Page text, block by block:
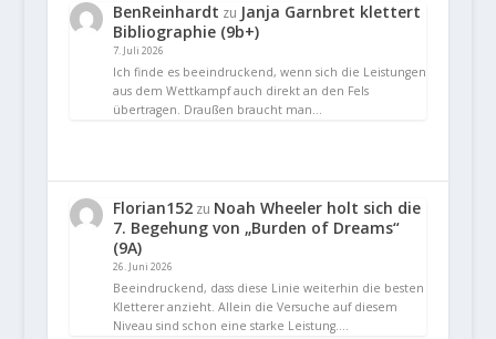
BenReinhardt zu Janja Garnbret klettert
Bibliographie (9b+)
7. Juli 2026
Ich finde es beeindruckend, wenn sich die Leistungen
aus dem Wettkampf auch direkt an den Fels
übertragen. Draußen braucht man…
Florian152zu Noah Wheeler holt sich die
7. Begehung von „Burden of Dreams“
(9A)
26. Juni 2026
Beeindruckend, dass diese Linie weiterhin die besten
Kletterer anzieht. Allein die Versuche auf diesem
Niveau sind schon eine starke Leistung.…